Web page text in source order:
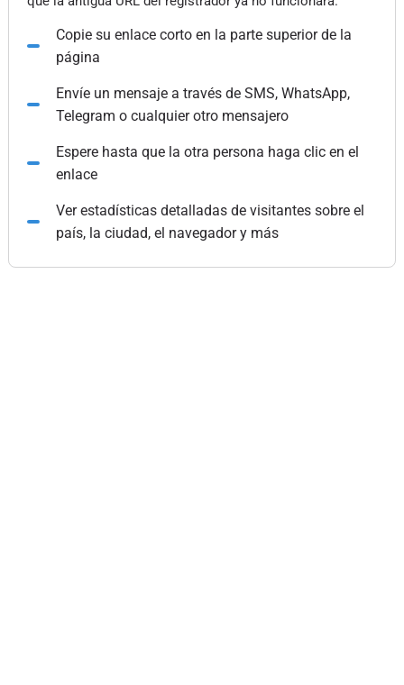
Copie su enlace corto en la parte superior de la
página
Envíe un mensaje a través de SMS, WhatsApp,
Telegram o cualquier otro mensajero
Espere hasta que la otra persona haga clic en el
enlace
Ver estadísticas detalladas de visitantes sobre el
país, la ciudad, el navegador y más